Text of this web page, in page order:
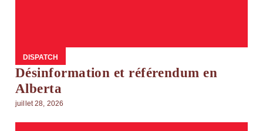
DISPATCH
Désinformation et référendum en
Alberta
juillet 28, 2026